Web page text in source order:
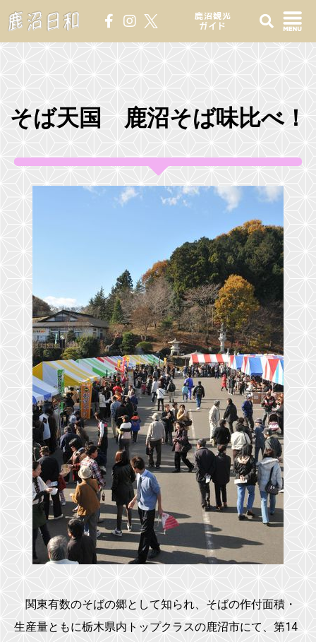
鹿沼観光
ガイド
そば天国 鹿沼そば味比べ！
関東有数のそばの郷として知られ、そばの作付面積・
生産量ともに栃木県内トップクラスの鹿沼市にて、第14